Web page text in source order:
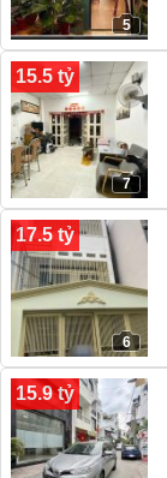
5
15.5 tỷ
7
17.5 tỷ
6
15.9 tỷ